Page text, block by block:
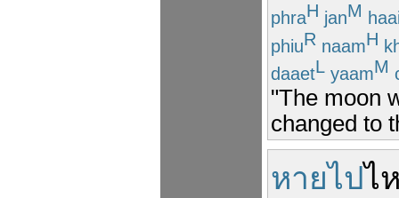
phraH janM
phiuR naamH
daaetL yaamM
"The moon
changed to
หายไปไ